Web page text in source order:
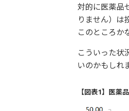
対的に医薬品
りません）は
このところか
こういった状
いのかもしれ
【図表1】医薬